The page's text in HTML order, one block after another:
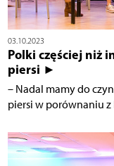
03.10.2023
Polki częściej niż
piersi ►
– Nadal mamy do
piersi w porównaniu z